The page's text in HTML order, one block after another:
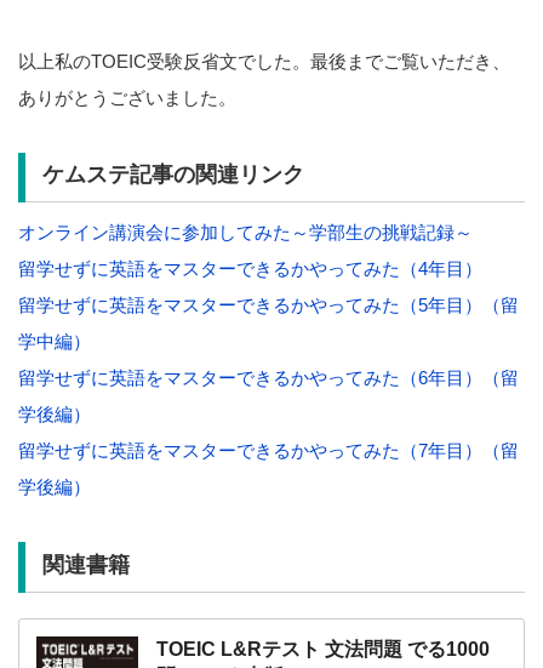
以上私のTOEIC受験反省文でした。最後までご覧いただき、
ありがとうございました。
ケムステ記事の関連リンク
オンライン講演会に参加してみた～学部生の挑戦記録～
留学せずに英語をマスターできるかやってみた（4年目）
留学せずに英語をマスターできるかやってみた（5年目）（留
学中編）
留学せずに英語をマスターできるかやってみた（6年目）（留
学後編）
留学せずに英語をマスターできるかやってみた（7年目）（留
学後編）
関連書籍
TOEIC L&Rテスト 文法問題 でる1000